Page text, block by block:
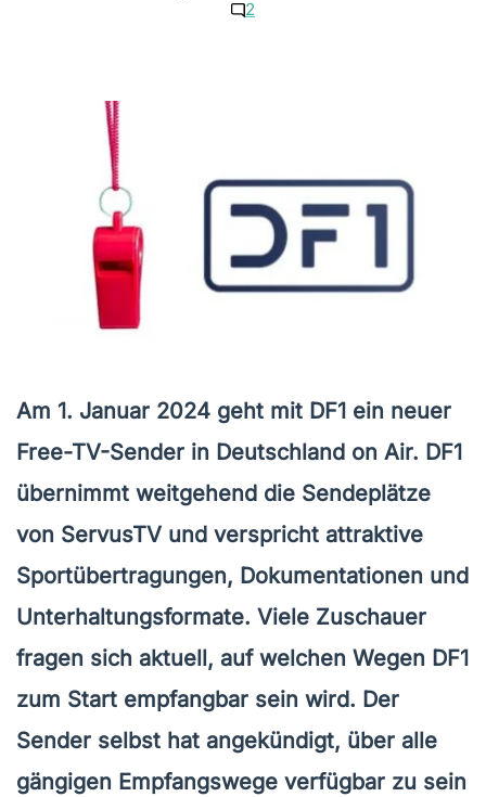
2
Am 1. Januar 2024 geht mit DF1 ein neuer
Free-TV-Sender in Deutschland on Air. DF1
übernimmt weitgehend die Sendeplätze
von ServusTV und verspricht attraktive
Sportübertragungen, Dokumentationen und
Unterhaltungsformate. Viele Zuschauer
fragen sich aktuell, auf welchen Wegen DF1
zum Start empfangbar sein wird. Der
Sender selbst hat angekündigt, über alle
gängigen Empfangswege verfügbar zu sein